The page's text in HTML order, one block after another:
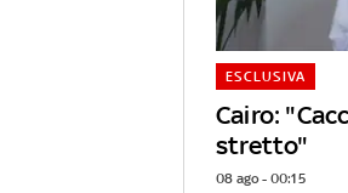
Cairo:
stretto"
ESCLUSIVA
08 ago - 00:15